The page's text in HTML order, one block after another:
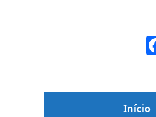
Início